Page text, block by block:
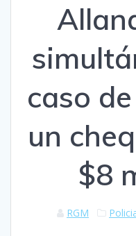
caso
un
$8
RGM